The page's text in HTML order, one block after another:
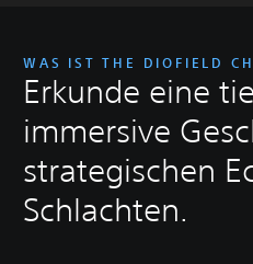
WAS IST THE DIOFIELD
Erkunde eine
immersive
strategischen
Schlachten.